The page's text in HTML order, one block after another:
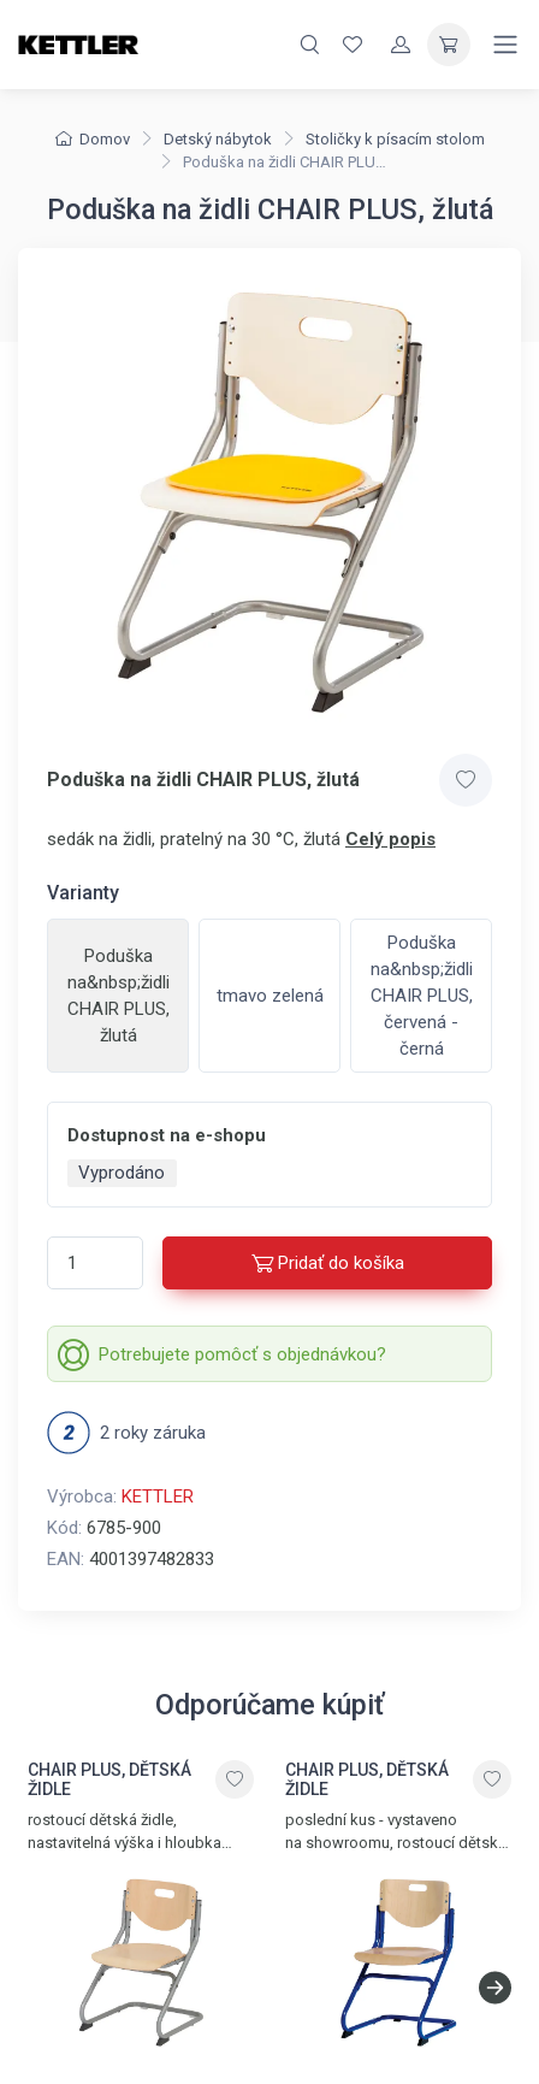
Domov Detský nábytok
Stoličky k písacím stolom
Poduška na židli CHAIR PLUS, žlutá
Poduška na židli CHAIR PLUS, žlutá
Poduška na židli CHAIR PLUS, žlutá
sedák na židli, pratelný na 30 °C, žlutá Celý popis
Varianty
Poduška
na&nbsp;židli
CHAIR PLUS,
žlutá
tmavo zelená
Poduška
na&nbsp;židli
CHAIR PLUS,
červená -
černá
Dostupnost na e-shopu
Vyprodáno
Pridať do košíka
Potrebujete pomôcť s objednávkou?
2 roky záruka
Výrobca: KETTLER
Kód: 6785-900
EAN: 4001397482833
Odporúčame kúpiť
CHAIR PLUS, DĚTSKÁ
ŽIDLE
rostoucí dětská židle,
nastavitelná výška i hloubka
CHAIR PLUS, DĚTSKÁ
ŽIDLE
poslední kus - vystaveno
na showroomu, rostoucí dětská
i výška seddadla, modrá - buk,
vyrobena v Německu